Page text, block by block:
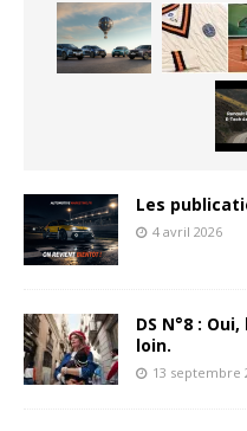
Les
4 avril 2026
DS N°8 :
loin.
13 septembre